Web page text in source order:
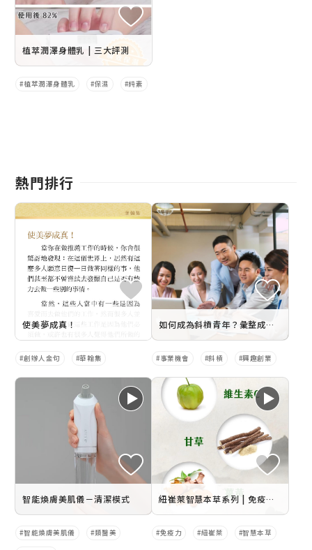
植萃潤澤身體乳 | 三大評測
植萃潤澤身體乳 保濕 純素
熱門排行
使美夢成真！
創辦人金句 華翰集
如何成為斜槓青年？彙整成功斜槓人生例子、斜槓青年例子分享
事業機會 斜槓 興趣創業
智能煥膚美肌儀－清潔模式
智能煥膚美肌儀 類醫美
紐崔萊智慧本草系列 | 免疫產品這麼多，該怎麼選？
免疫力 紐崔萊 智慧本草